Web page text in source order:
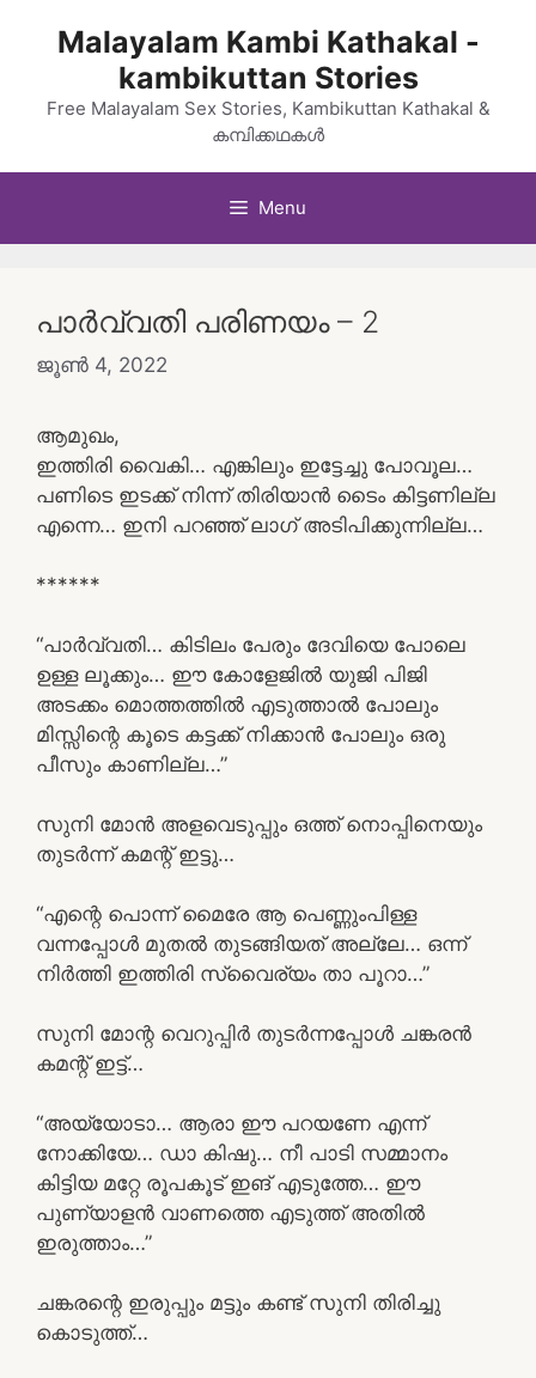
Malayalam Kambi Kathakal -
kambikuttan Stories
Free Malayalam Sex Stories, Kambikuttan Kathakal &
കമ്പിക്കഥകൾ
Menu
പാർവ്വതി പരിണയം – 2
ജൂൺ 4, 2022
ആമുഖം,
ഇത്തിരി വൈകി… എങ്കിലും ഇട്ടേച്ചു പോവൂല…
പണിടെ ഇടക്ക് നിന്ന് തിരിയാൻ ടൈം കിട്ടണില്ല
എന്നെ… ഇനി പറഞ്ഞ് ലാഗ് അടിപിക്കുന്നില്ല…
******
“പാർവ്വതി… കിടിലം പേരും ദേവിയെ പോലെ
ഉള്ള ലൂക്കും… ഈ കോളേജിൽ യുജി പിജി
അടക്കം മൊത്തത്തിൽ എടുത്താൽ പോലും
മിസ്സിന്റെ കൂടെ കട്ടക്ക് നിക്കാൻ പോലും ഒരു
പീസും കാണില്ല…”
സുനി മോൻ അളവെടുപ്പും ഒത്ത് നൊപ്പിനെയും
തുടർന്ന് കമന്റ്‌ ഇട്ടു…
“എന്റെ പൊന്ന് മൈരേ ആ പെണ്ണുംപിള്ള
വന്നപ്പോൾ മുതൽ തുടങ്ങിയത് അല്ലേ… ഒന്ന്
നിർത്തി ഇത്തിരി സ്വൈര്യം താ പൂറാ…”
സുനി മോന്റ വെറുപ്പിർ തുടർന്നപ്പോൾ ചങ്കരൻ
കമന്റ്‌ ഇട്ട്…
“അയ്യോടാ… ആരാ ഈ പറയണേ എന്ന്
നോക്കിയേ… ഡാ കിഷു… നീ പാടി സമ്മാനം
കിട്ടിയ മറ്റേ രൂപകൂട് ഇങ് എടുത്തേ… ഈ
പുണ്യാളൻ വാണത്തെ എടുത്ത് അതിൽ
ഇരുത്താം…”
ചങ്കരന്റെ ഇരുപ്പും മട്ടും കണ്ട് സുനി തിരിച്ചു
കൊടുത്ത്…